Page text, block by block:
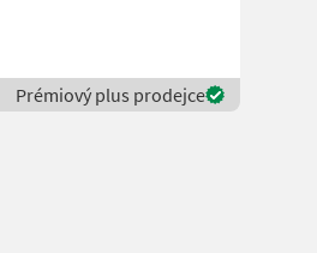
Prémiový plus prodejce